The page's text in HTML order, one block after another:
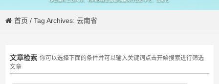
首页 /Tag Archives: 云南省
文章检索 你可以选择下面的条件并可以输入关键词点击开始搜索进行筛选
文章